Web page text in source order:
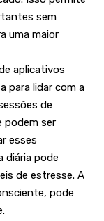
sem
uma maior
aplicativos
para lidar com a
de
podem ser
esses
diária pode
de estresse. A
pode